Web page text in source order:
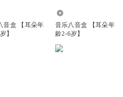
音盒 【耳朵年
】
音乐八音盒 【耳朵年
龄2-6岁】